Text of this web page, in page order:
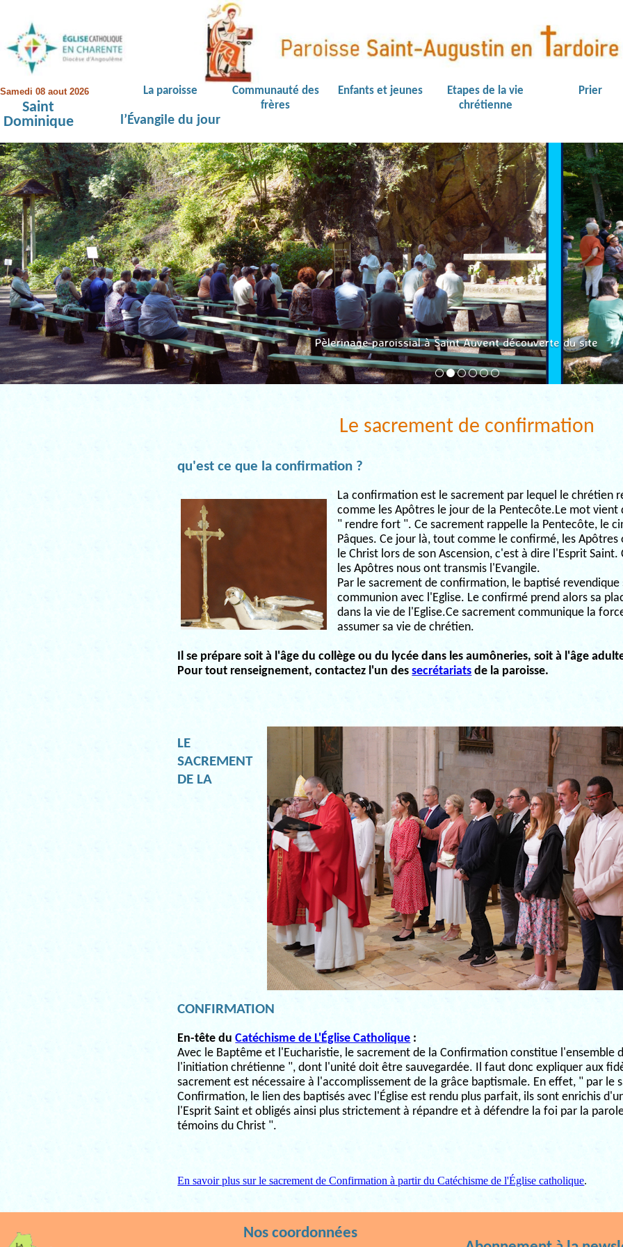
Samedi 08 aout 2026
Saint
Dominique
La paroisse
Communauté des
frères
Enfants et jeunes
Etapes de la vie
chrétienne
Prier
l’Évangile du jour
Pèlerinage paroissial à Saint Auvent découverte du site
Le sacrement de confirmation
qu'est ce que la confirmation ?
La confirmation est le sacrement par lequel le chrétien
comme les Apôtres le jour de la Pentecôte.Le mot
" rendre fort ". Ce sacrement rappelle la Pentecôte, le
Pâques. Ce jour là, tout comme le confirmé, les
le Christ lors de son Ascension, c'est à dire l'Esprit
les Apôtres nous ont transmis l'Evangile.
Par le sacrement de confirmation, le baptisé
communion avec l'Eglise. Le confirmé prend alors sa
dans la vie de l'Eglise.Ce sacrement communique la
assumer sa vie de chrétien.
Il se prépare soit à l'âge du collège ou du lycée dans les aumô­neries, soit à l'âge
Pour tout renseignement, contactez l'un dessecrétariats de la paroisse.
LE
SACREMENT
DE LA
CONFIRMATION
En-tête duCatéchisme de L'Église Catholique :
Avec le Baptême et l'Eucharistie, le sacrement de la Confirmation constitue l'ensemble
l'initiation chrétienne ", dont l'unité doit être sauvegardée. Il faut donc expliquer aux
sacrement est nécessaire à l'accomplissement de la grâce baptismale. En effet, " par le
Confirmation, le lien des baptisés avec l'Église est rendu plus parfait, ils sont enrichis
l'Esprit Saint et obligés ainsi plus strictement à répandre et à défendre la foi par la
témoins du Christ ".
En savoir plus sur le sacrement de Confirmation à partir du Catéchisme de l'Église catholique.
Nos coordonnées